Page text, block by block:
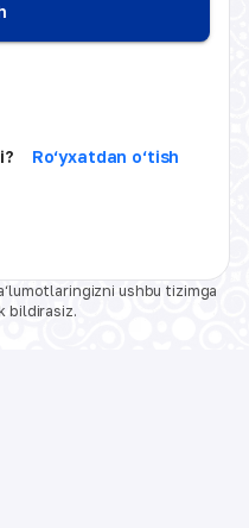
Ro‘yxatdan o‘tish
ushbu tizimga
bildirasiz.